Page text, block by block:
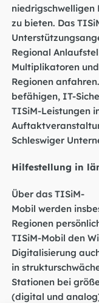
niedrigschwelligen
zu bieten. Das
Regional
Multiplikatoren
Regionen
befähigen, IT-
TISiM-Leistungen
Schleswiger
Hilfestellung in
Über das TISiM-
Mobil werden
Regionen
TISiM-Mobil den
Digitalisierung
in
Stationen bei
(digital und